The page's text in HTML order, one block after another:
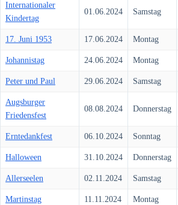
Internationaler
Kindertag
01.06.2024 Samstag
17. Juni 1953 17.06.2024 Montag
Johannistag 24.06.2024 Montag
Peter und Paul 29.06.2024 Samstag
Augsburger
Friedensfest
08.08.2024 Donnerstag
Erntedankfest 06.10.2024 Sonntag
Halloween 31.10.2024 Donnerstag
Allerseelen 02.11.2024 Samstag
Martinstag 11.11.2024 Montag